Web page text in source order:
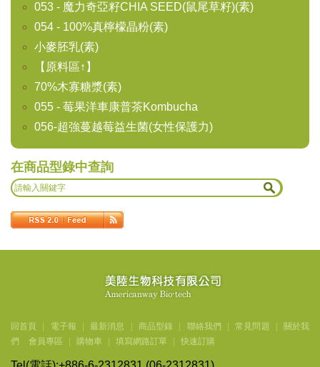
053 - 魔力奇亞籽CHIA SEED(鼠尾草籽)(素)
054 - 100%真檸檬晶粉(素)
小麥胚乳(素)
【原料區↑】
70%木寡糖漿(素)
055 - 莓果洋車康普茶Kombucha
056-超強蔓越莓益生菌(女性保護力)
在商品型錄中查詢
回首頁 電子報 最新消息 商品型錄 聯絡我們 常見問題
關於我
們
會員專區 購物車 填寫網路訂單 快速訂購